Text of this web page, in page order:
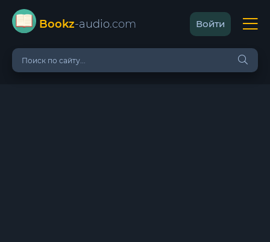
Bookz-audio.com Войти